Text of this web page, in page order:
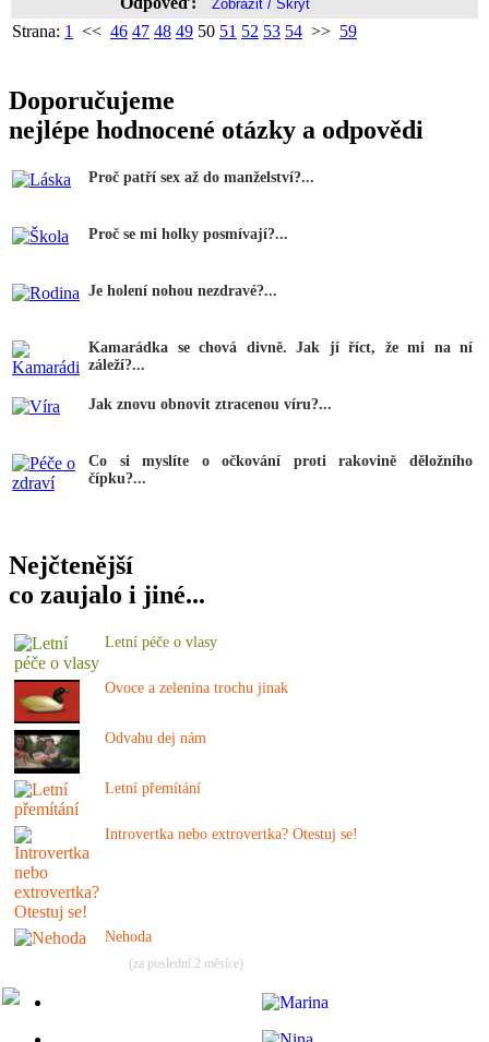
Strana: 1 << 46 47 48 49 50 51 52 53 54 >> 59
Doporučujeme
nejlépe hodnocené otázky a odpovědi
Proč patří sex až do manželství?...
Proč se mi holky posmívají?...
Je holení nohou nezdravé?...
Kamarádka se chová divně. Jak jí říct, že mi na ní
záleží?...
Jak znovu obnovit ztracenou víru?...
Co si myslíte o očkování proti rakovině děložního
čípku?...
Nejčtenější
co zaujalo i jiné...
Letní péče o vlasy
Ovoce a zelenina trochu jinak
Odvahu dej nám
Letní přemítání
Introvertka nebo extrovertka? Otestuj se!
Nehoda
(za poslední 2 měsíce)